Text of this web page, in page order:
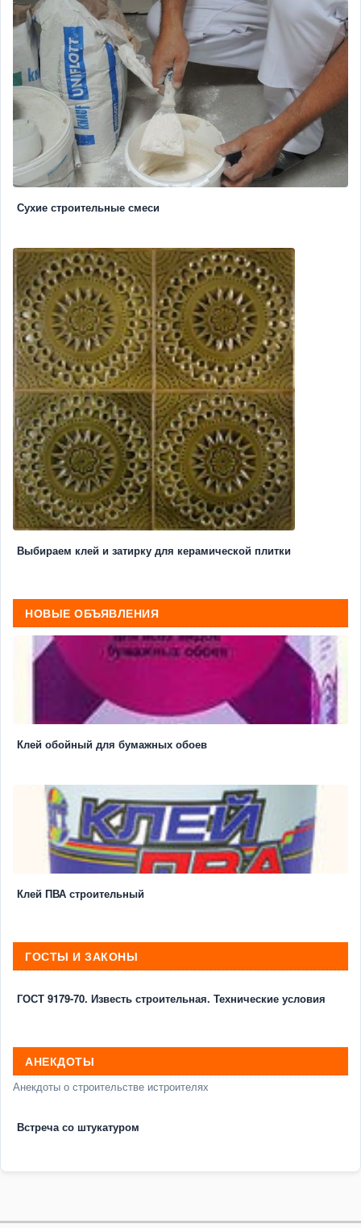
Сухие строительные смеси
Выбираем клей и затирку для керамической плитки
НОВЫЕ ОБЪЯВЛЕНИЯ
Клей обойный для бумажных обоев
Клей ПВА строительный
ГОСТЫ И ЗАКОНЫ
ГОСТ 9179-70. Известь строительная. Технические условия
АНЕКДОТЫ
Анекдоты о строительстве истроителях
Встреча со штукатуром